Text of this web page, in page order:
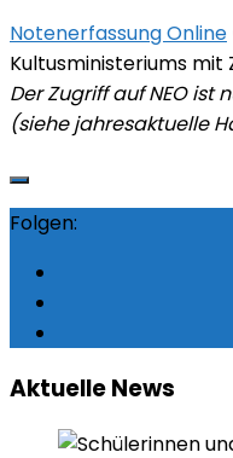
Notenerfassung Online
Kultusministeriums
Der Zugriff auf NEO
(siehe jahresaktuelle
Folgen:
Aktuelle News